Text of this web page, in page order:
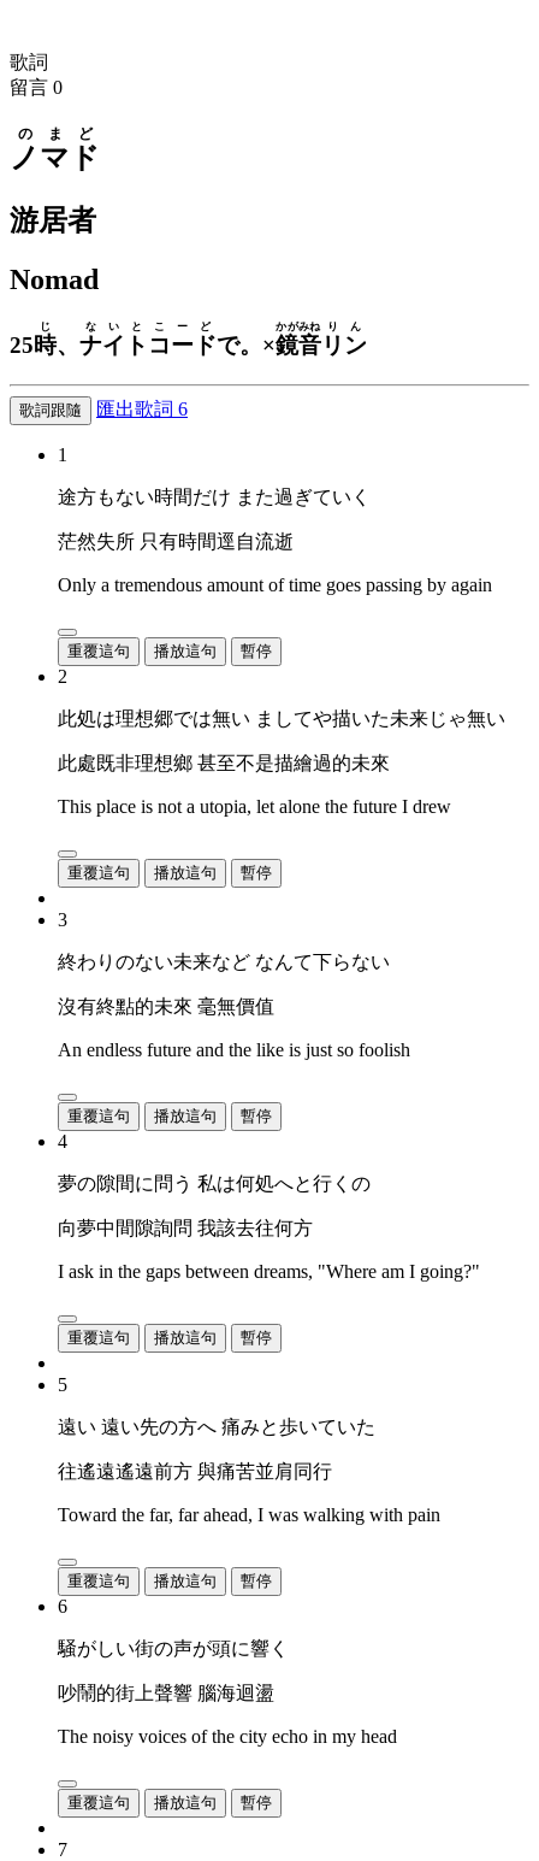
歌詞
留言 0
ノマド
のまど
游居者
Nomad
25時
じ
、 ナイト
ないと
コード
こーど
で。×鏡音
かがみね
リン
りん
歌詞跟隨 匯出歌詞 6
1
途方もない時間だけ また過ぎていく
茫然失所 只有時間逕自流逝
Only a tremendous amount of time goes passing by again
重覆這句 播放這句 暫停
2
此処は理想郷では無い ましてや描いた未来じゃ無い
此處既非理想鄉 甚至不是描繪過的未來
This place is not a utopia, let alone the future I drew
重覆這句 播放這句 暫停
3
終わりのない未来など なんて下らない
沒有終點的未來 毫無價值
An endless future and the like is just so foolish
重覆這句 播放這句 暫停
4
夢の隙間に問う 私は何処へと行くの
向夢中間隙詢問 我該去往何方
I ask in the gaps between dreams, "Where am I going?"
重覆這句 播放這句 暫停
5
遠い 遠い先の方へ 痛みと歩いていた
往遙遠遙遠前方 與痛苦並肩同行
Toward the far, far ahead, I was walking with pain
重覆這句 播放這句 暫停
6
騒がしい街の声が頭に響く
吵鬧的街上聲響 腦海迴盪
The noisy voices of the city echo in my head
重覆這句 播放這句 暫停
7